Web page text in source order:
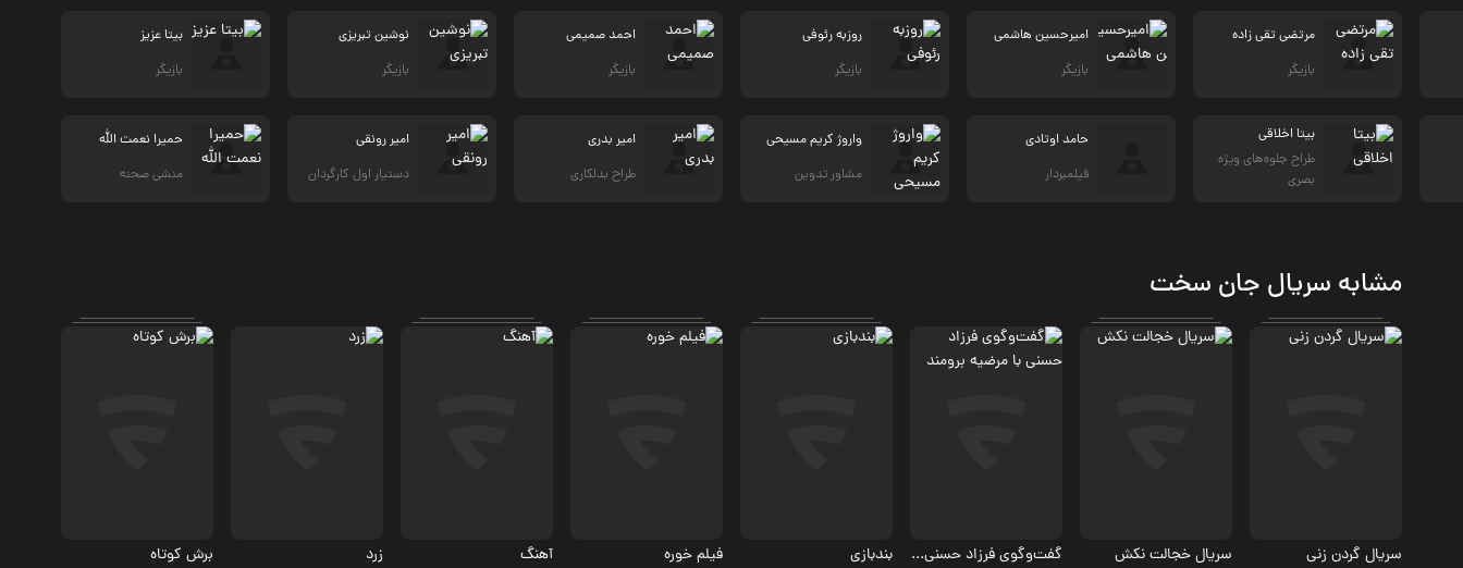
مرتضی تقی زاده
بازیگر
امیرحسین هاشمی
بازیگر
روزبه رئوفی
بازیگر
احمد صمیمی
بازیگر
نوشین تبریزی
بازیگر
بیتا عزیز
بازیگر
بیتا اخلاقی
طراح جلوه‌های ویژه
بصری
حامد اوتادی
فیلمبردار
واروژ كریم مسیحی
مشاور تدوین
امیر بدری
طراح بدلکاری
امیر رونقی
دستیار اول کارگردان
حمیرا نعمت الله
منشی صحنه
مشابه سریال جان سخت
سریال گردن زنی سریال خجالت نکش گفت‌وگوی فرزاد حسنی با مرضیه برومند بندبازی فیلم خوره آهنگ زرد برش کوتاه